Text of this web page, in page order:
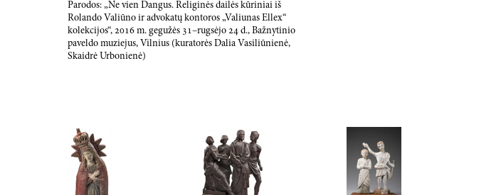
Parodos: „Ne vien Dangus. Religinės dailės kūriniai iš
Rolando Valiūno ir advokatų kontoros „Valiunas Ellex“
kolekcijos“, 2016 m. gegužės 31–rugsėjo 24 d., Bažnytinio
paveldo muziejus, Vilnius (kuratorės Dalia Vasiliūnienė,
Skaidrė Urbonienė)